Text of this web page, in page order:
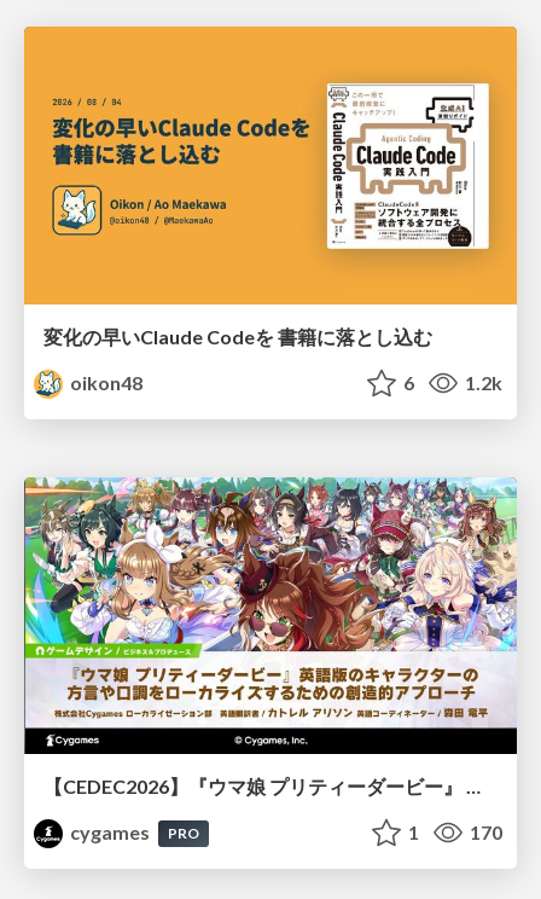
変化の早いClaude Codeを 書籍に落とし込む
oikon48
6 1.2k
【CEDEC2026】『ウマ娘 プリティーダービー』 英語版のキャラクターの方言や口調をローカライズするための創造的アプローチ
cygames
PRO 1 170